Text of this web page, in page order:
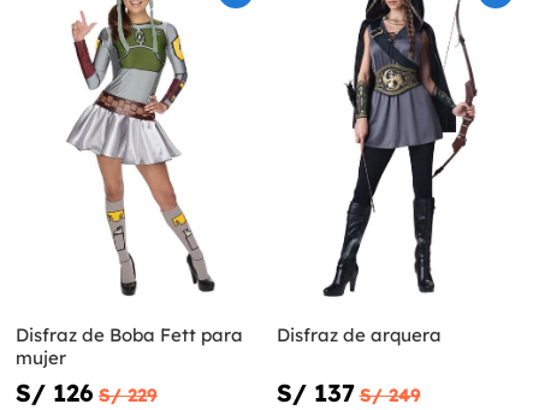
Disfraz de Boba Fett para
mujer
S/ 126 S/ 229
Disfraz de arquera
S/ 137 S/ 249